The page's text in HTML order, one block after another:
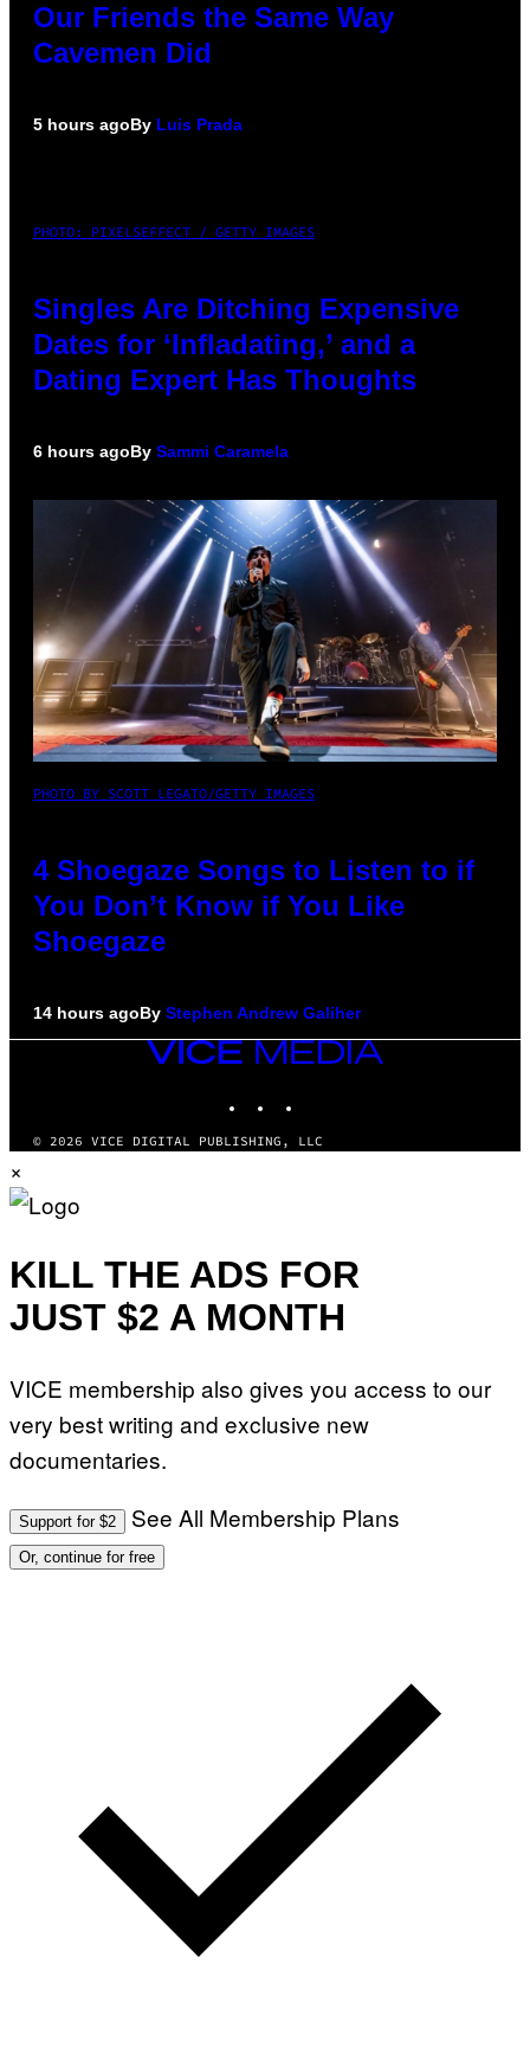
Our Friends the Same Way
Cavemen Did
5 hours agoBy Luis Prada
PHOTO: PIXELSEFFECT / GETTY IMAGES
Singles Are Ditching Expensive
Dates for ‘Infladating,’ and a
Dating Expert Has Thoughts
6 hours agoBy Sammi Caramela
PHOTO BY SCOTT LEGATO/GETTY IMAGES
4 Shoegaze Songs to Listen to if
You Don’t Know if You Like
Shoegaze
14 hours agoBy Stephen Andrew Galiher
VICE
MEDIA
© 2026 VICE DIGITAL PUBLISHING, LLC
×
KILL THE ADS FOR
JUST $2 A MONTH
VICE membership also gives you access to our
very best writing and exclusive new
documentaries.
Support for $2 See All Membership Plans
Or, continue for free